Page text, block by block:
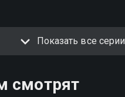
Показать все серии
смотрят